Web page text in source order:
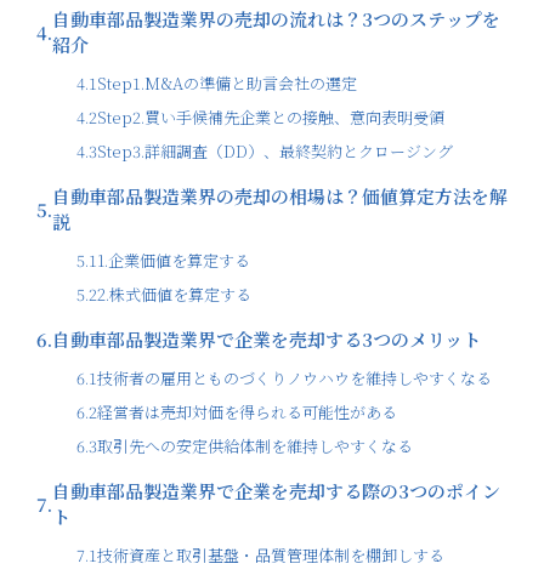
4.自動車部品製造業界の売却の流れは？3つのステップを
紹介
4.1 Step1.M&Aの準備と助言会社の選定
4.2Step2.買い手候補先企業との接触、意向表明受領
4.3Step3.詳細調査（DD）、最終契約とクロージング
5.自動車部品製造業界の売却の相場は？価値算定方法を解
説
5.1 1.企業価値を算定する
5.22.株式価値を算定する
6.自動車部品製造業界で企業を売却する3つのメリット
6.1技術者の雇用とものづくりノウハウを維持しやすくなる
6.2経営者は売却対価を得られる可能性がある
6.3取引先への安定供給体制を維持しやすくなる
7.自動車部品製造業界で企業を売却する際の3つのポイン
ト
7.1技術資産と取引基盤・品質管理体制を棚卸しする